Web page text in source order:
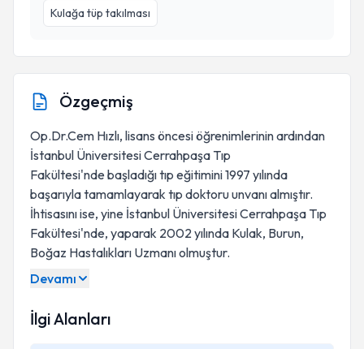
Kulağa tüp takılması
Özgeçmiş
Op.Dr.Cem Hızlı, lisans öncesi öğrenimlerinin ardından
İstanbul Üniversitesi Cerrahpaşa Tıp
Fakültesi'nde başladığı tıp eğitimini 1997 yılında
başarıyla tamamlayarak tıp doktoru unvanı almıştır.
İhtisasını ise, yine İstanbul Üniversitesi Cerrahpaşa Tıp
Fakültesi'nde, yaparak 2002 yılında Kulak, Burun,
Boğaz Hastalıkları Uzmanı olmuştur.
Devamı
İlgi Alanları